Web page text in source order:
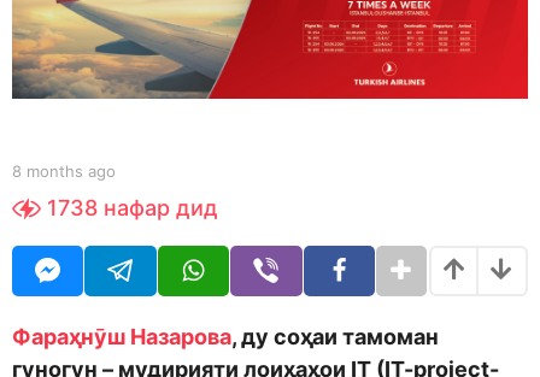
h
s
a
o
b
S
h
d
o
8 months ago
o
t
h
a
1738 нафар дид
Фараҳнӯш Назарова, ду соҳаи тамоман
гуногун – мудирияти лоиҳаҳои IT (IT-project-